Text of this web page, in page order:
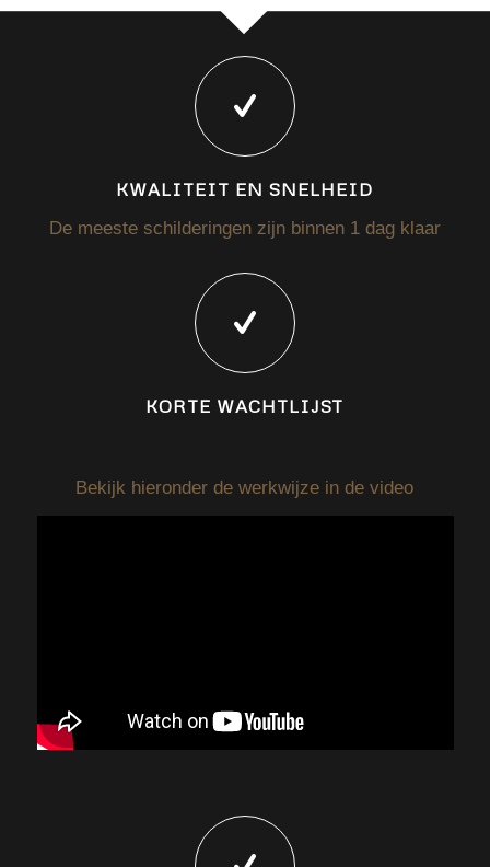
KWALITEIT EN SNELHEID
De meeste schilderingen zijn binnen 1 dag klaar
KORTE WACHTLIJST
Bekijk hieronder de werkwijze in de video